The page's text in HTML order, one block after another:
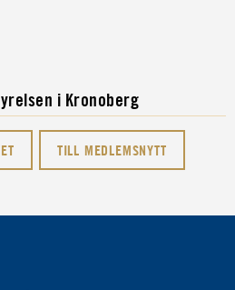
i Kronoberg
TILL MEDLEMSNYTT